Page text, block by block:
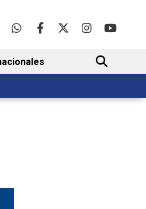
BUSCAR